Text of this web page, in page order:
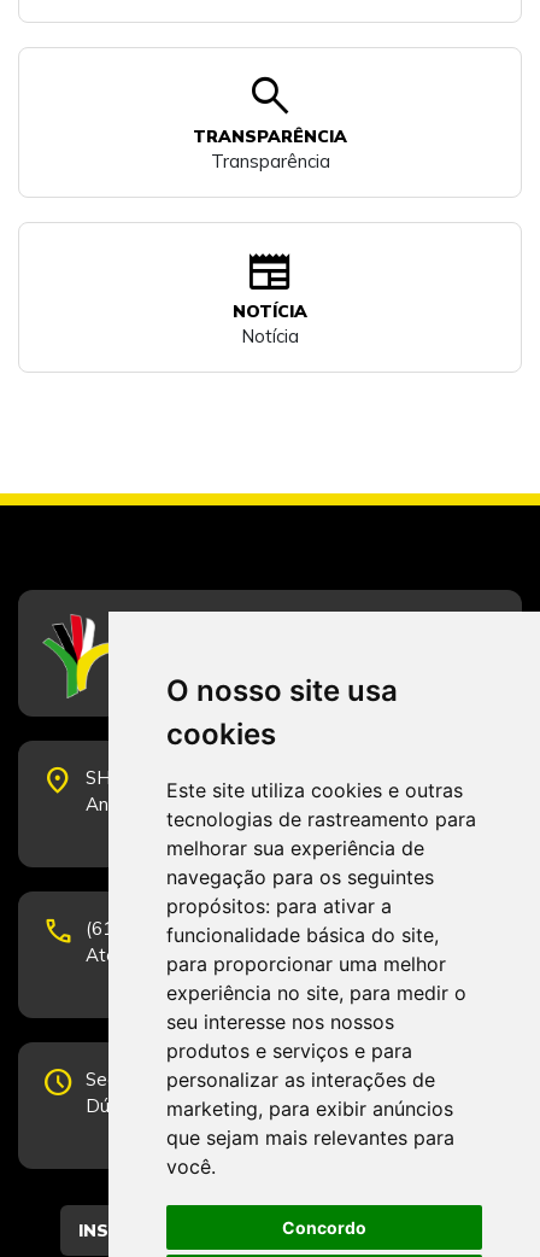
O nosso site usa
cookies
Este site utiliza cookies e outras
tecnologias de rastreamento para
melhorar sua experiência de
navegação para os seguintes
propósitos: para ativar a
funcionalidade básica do site,
para proporcionar uma melhor
experiência no site, para medir o
seu interesse nos nossos
produtos e serviços e para
personalizar as interações de
marketing, para exibir anúncios
que sejam mais relevantes para
você.
Concordo
search
TRANSPARÊNCIA
Transparência
newspaper
NOTÍCIA
Notícia
place
SHS Quadra 6, Bloco E, Complexo Brasil 21, 20º
Andar, Sala 2001 - CEP 70322-915 - Brasília/DF
phone
(61) 3223-1652 e (61) 98131-3801.
Atendimento por telefone em horário comercial
schedule Segunda-feira a Sexta-feira de 12h às 19h.
Dúvidas e sugestões pelo Fale Conosco.